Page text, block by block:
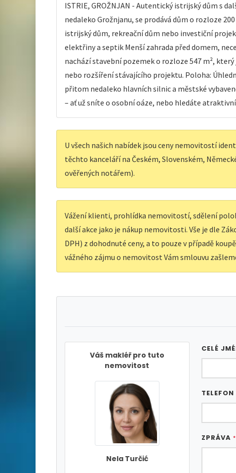
ISTRIE, GROŽNJAN - Autentický istrijský dům s
nedaleko Grožnjanu, se prodává dům o rozloze
istrijský dům, rekreační dům nebo investiční
elektřiny a septik Menší zahrada před domem,
nachází stavební pozemek o rozloze 547 m²,
nebo rozšíření stávajícího projektu. Poloha:
přitom nedaleko hlavních silnic a městské
– ať už sníte o osobní oáze, nebo hledáte
U všech našich nabídek jsou ceny nemovitostí
těchto kanceláří na Českém, Slovenském,
ověřených notářem).
Vážení klienti, prohlídka nemovitostí, sdělení
další akce jako je nákup nemovitosti. Vše je dle
DPH) z dohodnuté ceny, a to pouze v případě
vážného zájmu o nemovitost Vám smlouvu
Váš makléř pro tuto
nemovitost
Nela Turčić
CELÉ
TELEFON
ZPRÁVA *